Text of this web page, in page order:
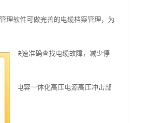
理软件可做完善的电缆档案管理，为
为快速准确查找电缆故障，减少停
内置电容一体化高压电源高压冲击部